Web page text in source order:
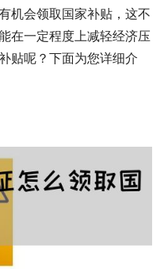
机会领取国家补贴，这不
在一定程度上减轻经济压
贴呢？下面为您详细介